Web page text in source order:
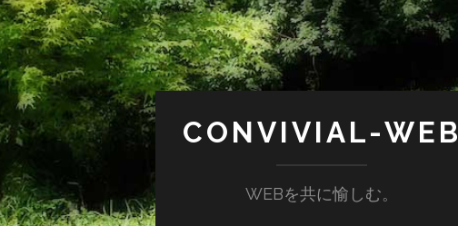
CONVIVIAL-WEB
WEBを共に愉しむ。